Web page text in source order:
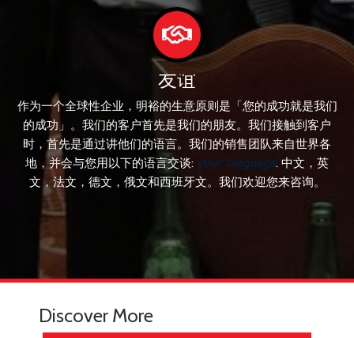
友谊
作为一个全球性企业，明裕的生意原则是「您的成功就是我们
的成功」。我们的客户首先是我们的朋友。我们接触到客户
时，首先是通过讲他们的语言。我们的销售团队来自世界各
地，并会与您用以下的语言交谈: your language. 中文，英
文，法文，德文，俄文和西班牙文。我们欢迎您来咨询。
Discover More